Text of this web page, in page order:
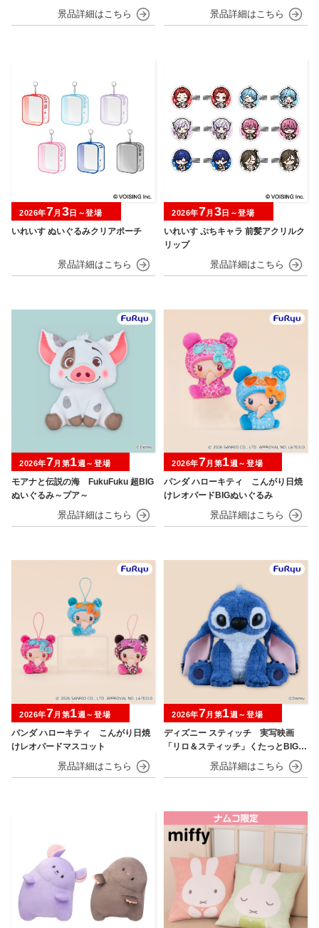
いれいす ぬいぐるみクリアポーチ
2026年7月 3日～登場
いれいす ぷちキャラ 前髪アクリルク
リップ
2026年7月 3日～登場
モアナと伝説の海 FukuFuku 超BIG
ぬいぐるみ～プア～
2026年7月第1週～登場
パンダ ハローキティ こんがり日焼
けレオパードBIGぬいぐるみ
2026年7月第1週～登場
パンダ ハローキティ こんがり日焼
けレオパードマスコット
2026年7月第1週～登場
ディズニー スティッチ 実写映画
「リロ＆スティッチ」くたっとBIGぬ
2026年7月第1週～登場